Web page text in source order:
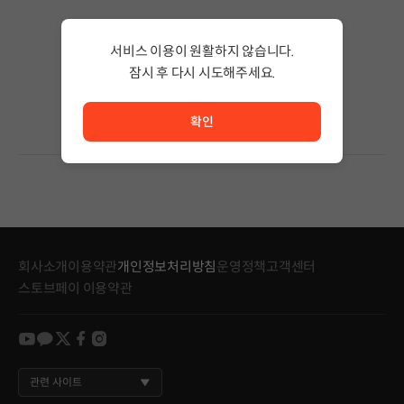
검색어의 단어 수를 줄이거나 필터조건을 변경하세요.
회사소개이용약관개인정보처리방침 운영정책고객센터
스토브페이 이용약관
youtube
kakao
twitter
facebook
instagram
관련 사이트
서비스 이용이 원활하지 않습니다.
잠시 후 다시 시도해주세요.
확인